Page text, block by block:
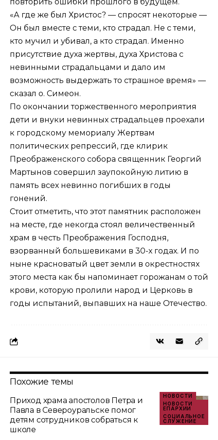
«А где же был Христос? — спросят некоторые —
Он был вместе с теми, кто страдал. Не с теми,
кто мучил и убивал, а кто страдал. Именно
присутствие духа жертвы, духа Христова с
невинными страдальцами и дало им
возможность выдержать то страшное время» —
сказал о. Симеон.
По окончании торжественного мероприятия
дети и внуки невинных страдальцев проехали
к городскому мемориалу Жертвам
политических репрессий, где клирик
Преображенского собора священник Георгий
Мартынов совершил заупокойную литию в
память всех невинно погибших в годы
гонений.
Стоит отметить, что этот памятник расположен
на месте, где некогда стоял величественный
храм в честь Преображения Господня,
взорванный большевиками в 30-х годах. И по
ныне красноватый цвет земли в окрестностях
этого места как бы напоминает горожанам о той
крови, которую пролили народ и Церковь в
годы испытаний, выпавших на наше Отечество.
Похожие темы
НОВОСТИ
НОВОСТИ
ЕПАРХИИ
СОЦИАЛЬНОЕ
СЛУЖЕНИЕ
Приход храма апостолов Петра и
Павла в Североуральске помог
детям сотрудников собраться к
школе